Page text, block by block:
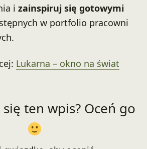
i zainspiruj się gotowymi
w portfolio pracowni
Lukarna – okno na świat
się ten wpis? Oceń go